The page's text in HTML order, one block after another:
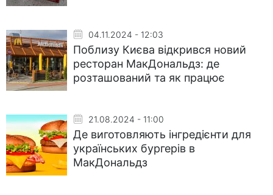
04.11.2024 - 12:03
Поблизу Києва відкрився новий
ресторан МакДональдз: де
розташований та як працює
21.08.2024 - 11:00
Де виготовляють інгредієнти для
українських бургерів в
МакДональдз